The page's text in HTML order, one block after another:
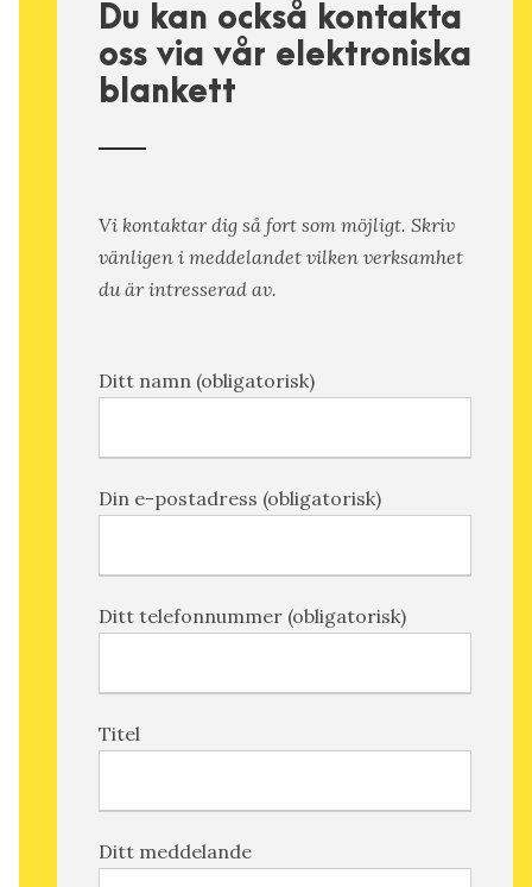
Du kan också kontakta
oss via vår elektroniska
blankett
Vi kontaktar dig så fort som möjligt. Skriv
vänligen i meddelandet vilken verksamhet
du är intresserad av.
Ditt namn (obligatorisk)
Din e-postadress (obligatorisk)
Ditt telefonnummer (obligatorisk)
Titel
Ditt meddelande